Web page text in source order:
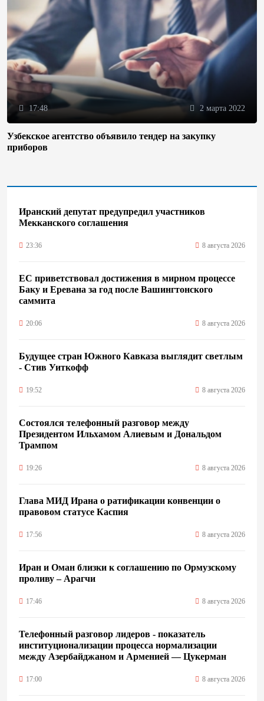
17:48 2 марта 2022
Узбекское агентство объявило тендер на закупку
приборов
Иранский депутат предупредил участников
Мекканского соглашения
23:36 8 августа 2026
ЕС приветствовал достижения в мирном процессе
Баку и Еревана за год после Вашингтонского
саммита
20:06 8 августа 2026
Будущее стран Южного Кавказа выглядит светлым
- Стив Уиткофф
19:52 8 августа 2026
Состоялся телефонный разговор между
Президентом Ильхамом Алиевым и Дональдом
Трампом
19:26 8 августа 2026
Глава МИД Ирана о ратификации конвенции о
правовом статусе Каспия
17:56 8 августа 2026
Иран и Оман близки к соглашению по Ормузскому
проливу – Арагчи
17:46 8 августа 2026
Телефонный разговор лидеров - показатель
институционализации процесса нормализации
между Азербайджаном и Арменией — Цукерман
17:00 8 августа 2026